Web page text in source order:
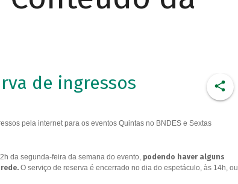
de ingressos
pela internet para os eventos Quintas no BNDES e Sextas
da segunda-feira da semana do evento, podendo haver alguns
O serviço de reserva é encerrado no dia do espetáculo, às 14h, ou